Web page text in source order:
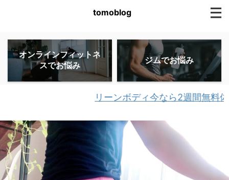
tomoblog
オンラインフィットネ
スでお悩み
ジムでお悩み
リーンボディ今なら2週間無料体験